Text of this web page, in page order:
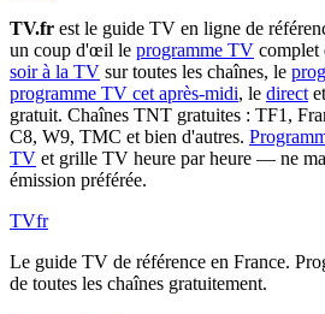
TV.fr est le guide TV en ligne de
un coup d'œil le programme TV complet
soir à la TV sur toutes les chaînes, le
programme TV cet après-midi, le direct
gratuit. Chaînes TNT gratuites : TF1,
C8, W9, TMC et bien d'autres.
TV et grille TV heure par heure — ne
émission préférée.
TVfr
Le guide TV de référence en France.
de toutes les chaînes gratuitement.